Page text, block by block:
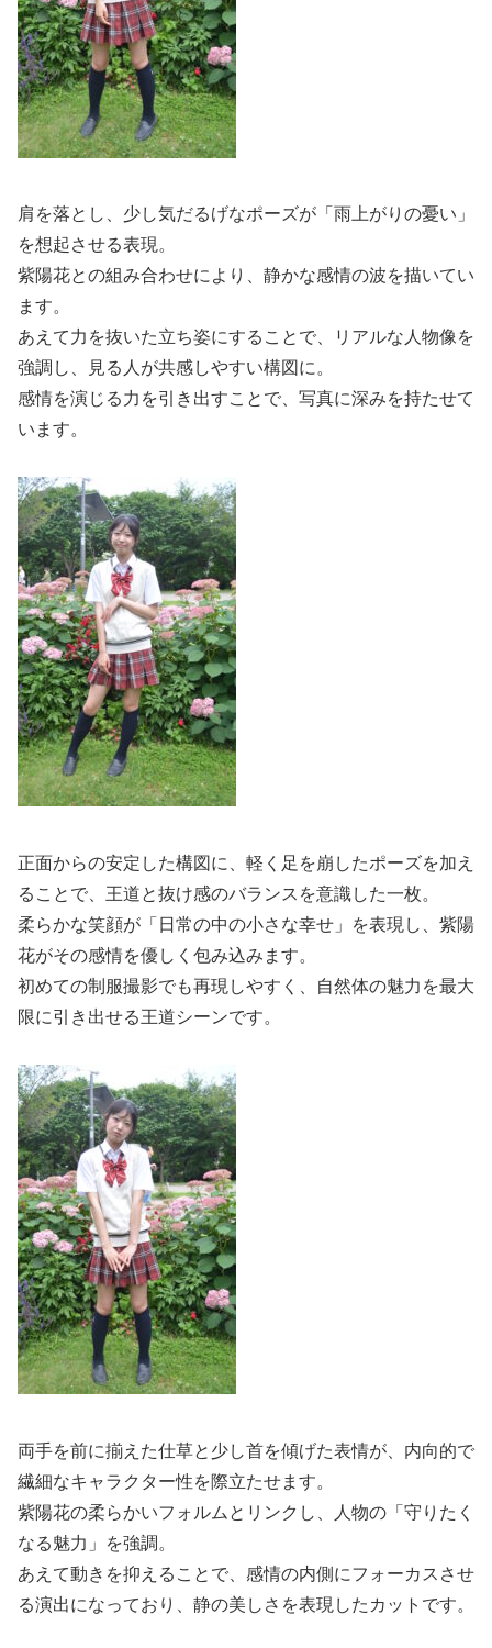
肩を落とし、少し気だるげなポーズが「雨上がりの憂い」
を想起させる表現。
紫陽花との組み合わせにより、静かな感情の波を描いてい
ます。
あえて力を抜いた立ち姿にすることで、リアルな人物像を
強調し、見る人が共感しやすい構図に。
感情を演じる力を引き出すことで、写真に深みを持たせて
います。
正面からの安定した構図に、軽く足を崩したポーズを加え
ることで、王道と抜け感のバランスを意識した一枚。
柔らかな笑顔が「日常の中の小さな幸せ」を表現し、紫陽
花がその感情を優しく包み込みます。
初めての制服撮影でも再現しやすく、自然体の魅力を最大
限に引き出せる王道シーンです。
両手を前に揃えた仕草と少し首を傾げた表情が、内向的で
繊細なキャラクター性を際立たせます。
紫陽花の柔らかいフォルムとリンクし、人物の「守りたく
なる魅力」を強調。
あえて動きを抑えることで、感情の内側にフォーカスさせ
る演出になっており、静の美しさを表現したカットです。